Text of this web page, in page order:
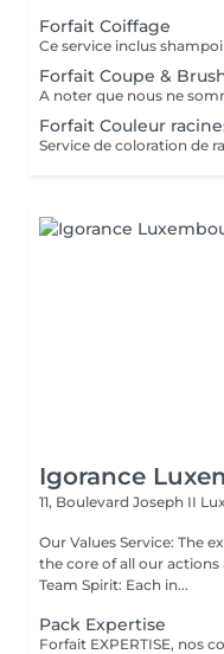
Forfait Coiffage
Ce service inclus
Forfait Coupe &
Forfait Couleur
Igorance
11, Boulevard Joseph II
Our Values Service: The excellence in hairdressing service is at
the core of all our
Team Spirit: Each in...
Pack Expertise